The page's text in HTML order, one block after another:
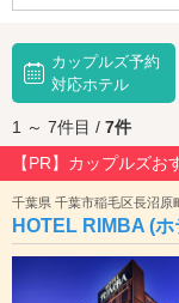
には、安産や子育てに
大正時代に建てられた
のワイン王・神谷伝兵
荘」など、ちょっとし
本線・稲毛駅から徒歩
ァッションやグルメの
おすすめです。稲毛区
ルなどがあります。千
ン・事前予約でお得に
カップルズ予約
対応ホテル
1 ～ 7件目 / 7件
【PR】カップルズお
千葉県 千葉市稲毛区長沼原
HOTEL RIMBA (